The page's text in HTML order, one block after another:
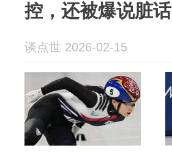
控，还被爆说脏话
谈点世 2026-02-15